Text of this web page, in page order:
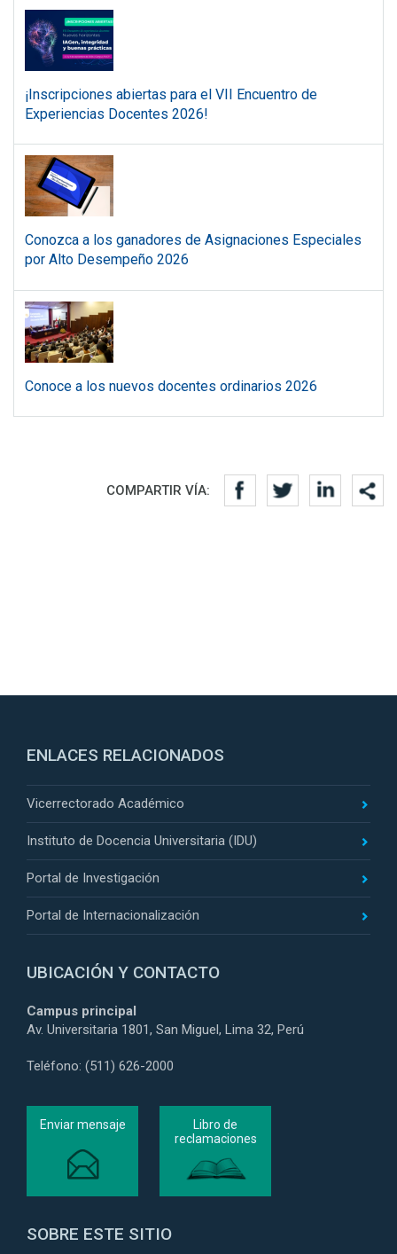
¡Inscripciones abiertas para el VII Encuentro de
Experiencias Docentes 2026!
Conozca a los ganadores de Asignaciones Especiales
por Alto Desempeño 2026
Conoce a los nuevos docentes ordinarios 2026
Redes sociales
COMPARTIR VÍA:
ENLACES RELACIONADOS
Vicerrectorado Académico
Instituto de Docencia Universitaria (IDU)
Portal de Investigación
Portal de Internacionalización
UBICACIÓN Y CONTACTO
Campus principal
Av. Universitaria 1801, San Miguel, Lima 32, Perú
Teléfono: (511) 626-2000
Enviar mensaje
Libro de
reclamaciones
SOBRE ESTE SITIO